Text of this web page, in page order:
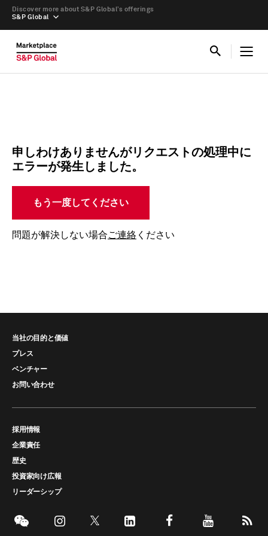
S&P Global
Discover more about S&P Global’s offerings
申しわけありませんがリクエストの処理中に
エラーが発生しました。
もう一度してください
問題が解決しない場合ご連絡 ください
当社の目的と価値
プレス
ベンチャー
お問い合わせ
採用情報
企業責任
歴史
投資家向け広報
リーダーシップ